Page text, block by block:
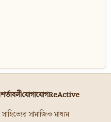
শর্তাবলীযোগাযোগReActive
সামাজিক মাধ্যম